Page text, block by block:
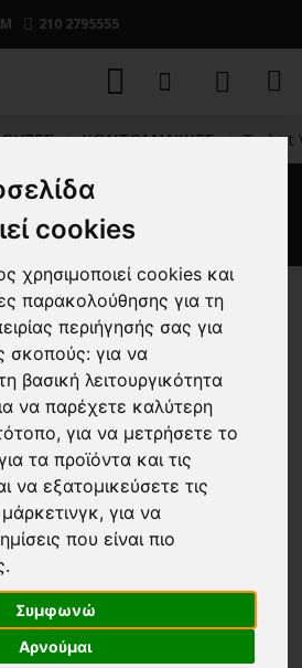
cookies
χρησιμοποιεί cookies και
παρακολούθησης για τη
περιήγησής σας για
σκοπούς:για να
βασική λειτουργικότητα
να παρέχετε καλύτερη
,για να μετρήσετε το
τα προϊόντα και τις
να εξατομικεύσετε τις
,για να
που είναι πιο
.
Συμφωνώ
Αρνούμαι
210 2795555
ΚΟΝΤΟΜΑΝΙΚΕΣ T-shirt
Vittorio μωβ